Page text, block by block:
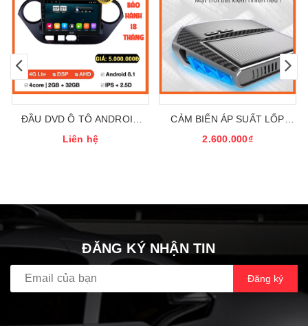
ĐẦU DVD Ô TÔ ANDROID
CHO XE HUYNDAI I10
Liên hệ
CẢM BIẾN ÁP SUẤT LỐP
TPMS STEELMATE MÃ MT-11
2.600.000₫
ĐĂNG KÝ NHẬN TIN
Đăng ký